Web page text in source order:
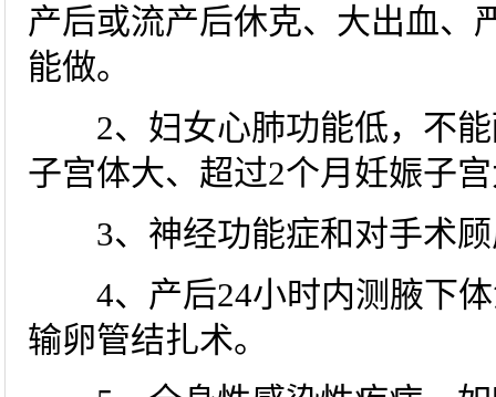
产后或流产后休克、大出血、
能做。
2、妇女心肺功能低，不能
子宫体大、超过2个月妊娠子
3、神经功能症和对手术顾
4、产后24小时内测腋下体
输卵管结扎术。